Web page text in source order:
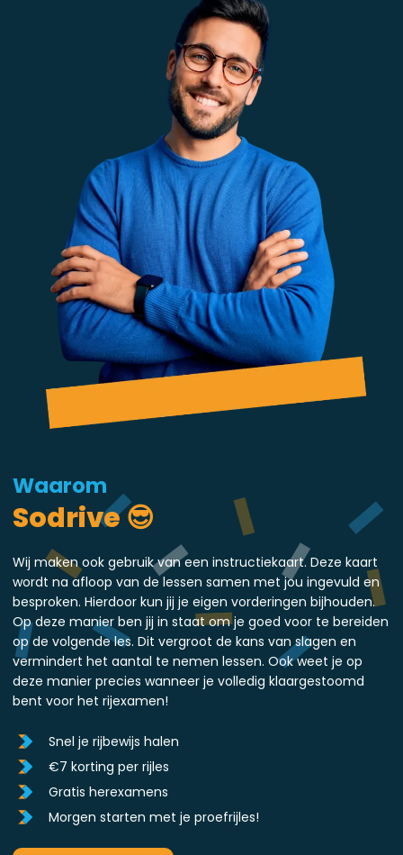
Waarom
Sodrive 😎
Wij maken ook gebruik van een instructiekaart. Deze kaart
wordt na afloop van de lessen samen met jou ingevuld en
besproken. Hierdoor kun jij je eigen vorderingen bijhouden.
Op deze manier ben jij in staat om je goed voor te bereiden
op de volgende les. Dit vergroot de kans van slagen en
vermindert het aantal te nemen lessen. Ook weet je op
deze manier precies wanneer je volledig klaargestoomd
bent voor het rijexamen!
Snel je rijbewijs halen
€7 korting per rijles
Gratis herexamens
Morgen starten met je proefrijles!